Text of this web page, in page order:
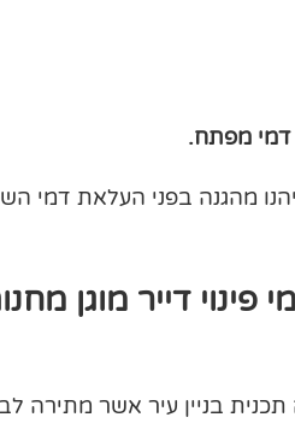
מפתח.
מהגנה בפני העלאת דמי
פינוי דייר מוגן
תכנית בניין עיר אשר מתירה